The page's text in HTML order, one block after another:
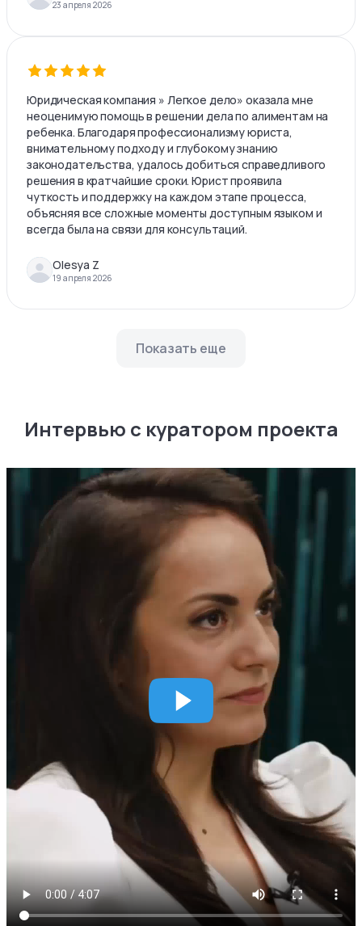
23 апреля 2026
Юридическая компания » Легкое дело» оказала мне
неоценимую помощь в решении дела по алиментам на
ребенка. Благодаря профессионализму юриста,
внимательному подходу и глубокому знанию
законодательства, удалось добиться справедливого
решения в кратчайшие сроки. Юрист проявила
чуткость и поддержку на каждом этапе процесса,
объясняя все сложные моменты доступным языком и
всегда была на связи для консультаций.
Olesya Z
19 апреля 2026
Показать еще
Интервью с куратором проекта